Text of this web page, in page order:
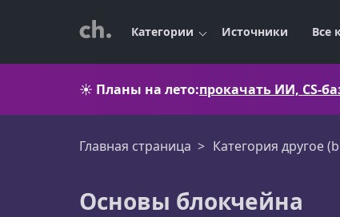
Категории Источники Все
☀️ Планы на лето:прокачать ИИ, CS-
Главная страница Категория другоe
Основы блокчейна